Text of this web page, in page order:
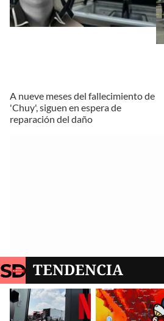
A nueve meses del fallecimiento de
'Chuy', siguen en espera de
reparación del daño
TENDENCIA